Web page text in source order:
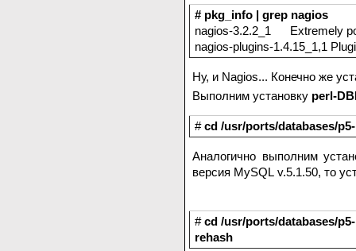
# pkg_info | grep nagios
nagios-3.2.2_1 Extremely
nagios-plugins-1.4.15_1,1
Ну, и Nagios... Конечно же
Выполним установку perl-
#cd /usr/ports/databases/
Аналогично выполним
версия MySQL v.5.1.50, то
#cd /usr/ports/databases/
rehash